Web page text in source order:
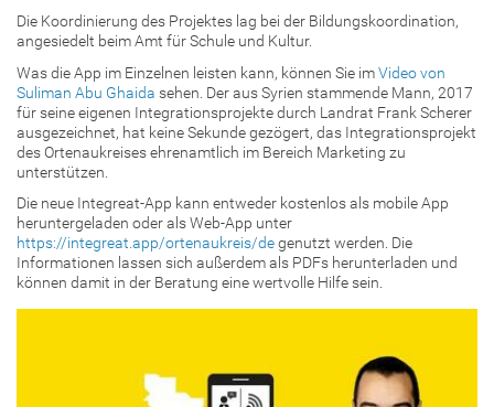
Die Koordinierung des Projektes lag bei der Bildungskoordination,
angesiedelt beim Amt für Schule und Kultur.
Was die App im Einzelnen leisten kann, können Sie imVideo von
Suliman Abu Ghaida sehen. Der aus Syrien stammende Mann, 2017
für seine eigenen Integrationsprojekte durch Landrat Frank Scherer
ausgezeichnet, hat keine Sekunde gezögert, das Integrationsprojekt
des Ortenaukreises ehrenamtlich im Bereich Marketing zu
unterstützen.
Die neue Integreat-App kann entweder kostenlos als mobile App
heruntergeladen oder als Web-App unter
https://integreat.app/ortenaukreis/degenutzt werden. Die
Informationen lassen sich außerdem als PDFs herunterladen und
können damit in der Beratung eine wertvolle Hilfe sein.